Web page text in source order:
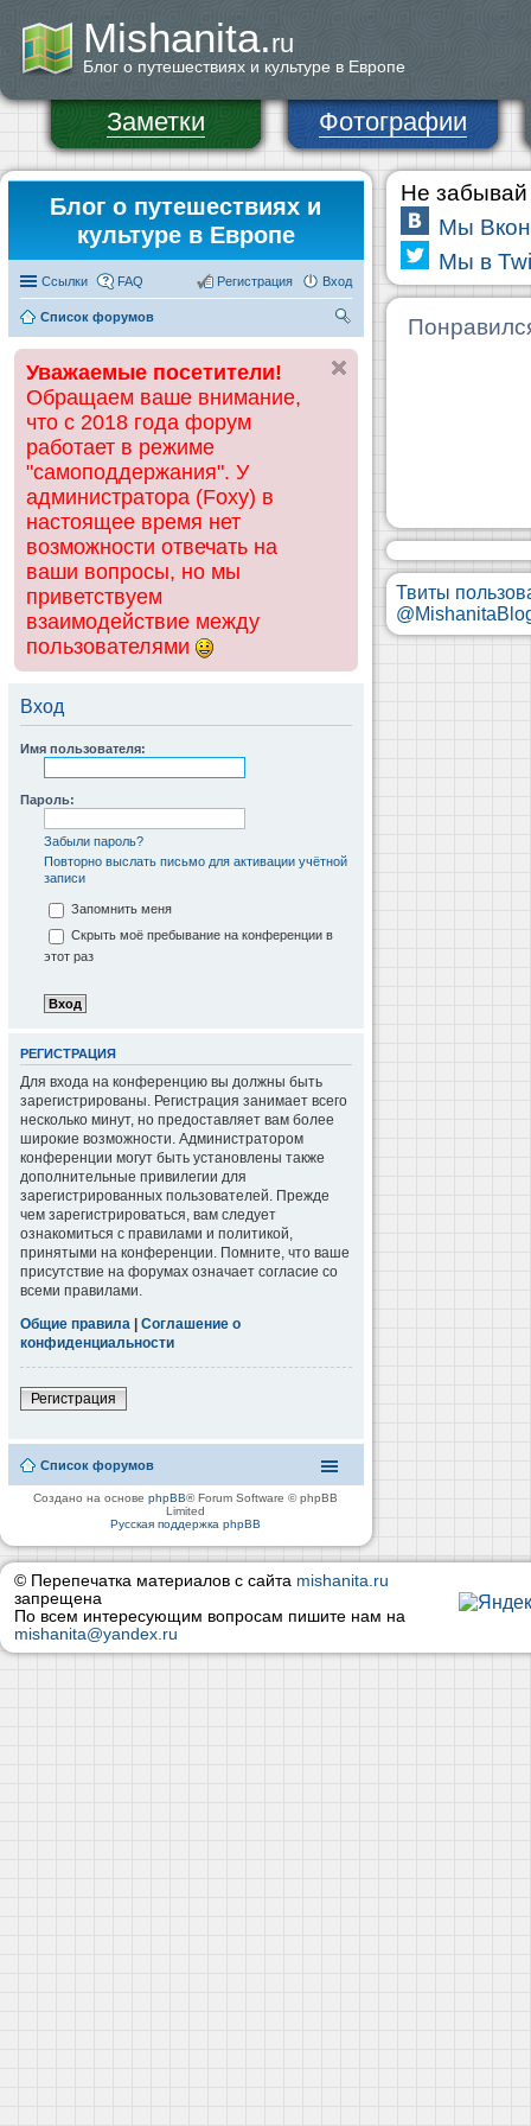
Mishanita.ru
Блог о путешествиях и культуре в Европе
Заметки Фотографии
Блог о путешествиях и
культуре в Европе
Ссылки FAQ Вход
Регистрация
Список форумов
ск
Уважаемые посетители!
Обращаем ваше внимание,
что с 2018 года форум
работает в режиме
"самоподдержания". У
администратора (Foxy) в
настоящее время нет
возможности отвечать на
ваши вопросы, но мы
приветствуем
взаимодействие между
пользователями
Вход
Имя пользователя:
Пароль:
Забыли пароль?
Повторно выслать письмо для активации учётной
записи
Запомнить меня
Скрыть моё пребывание на конференции в
этот раз
РЕГИСТРАЦИЯ
Для входа на конференцию вы должны быть
зарегистрированы. Регистрация занимает всего
несколько минут, но предоставляет вам более
широкие возможности. Администратором
конференции могут быть установлены также
дополнительные привилегии для
зарегистрированных пользователей. Прежде
чем зарегистрироваться, вам следует
ознакомиться с правилами и политикой,
принятыми на конференции. Помните, что ваше
присутствие на форумах означает согласие со
всеми правилами.
Общие правила | Соглашение о
конфиденциальности
Регистрация
Список форумов
Создано на основеphpBB® Forum Software © phpBB
Limited
Русская поддержка phpBB
Не забывай
Мы
Мы в
Твиты
© Перепечатка материалов с сайта mishanita.ru
запрещена
По всем интересующим вопросам пишите нам на
mishanita@yandex.ru